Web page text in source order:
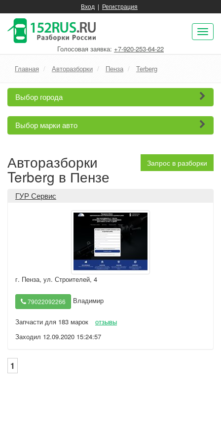
Вход | Регистрация
Голосовая заявка: +7-920-253-64-22
Главная Авторазборки Пенза Terberg
Выбор города
Выбор марки авто
Запрос в разборки
Авторазборки
Terberg в Пензе
ГУР Сервис
г. Пенза, ул. Строителей, 4
79022092266 Владимир
Запчасти для 183 марок
отзывы
Заходил 12.09.2020 15:24:57
1